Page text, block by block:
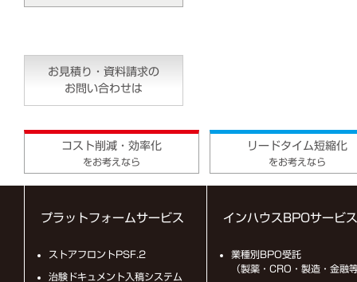
お見積り・資料請求の
お問い合わせは
コスト削減・効率化
をお考えなら
リードタイム短縮化
をお考えなら
プラットフォームサービス
ストアフロントPSF.2
治験ドキュメント入稿システム
インハウスBPOサービス
業種別BPO受託
（製薬・CRO・製造・金融